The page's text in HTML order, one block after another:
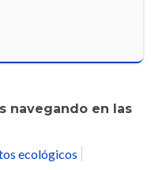
navegando en las
ecológicos